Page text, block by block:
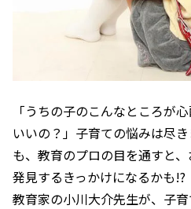
「うちの子のこんなところが
いいの？」子育ての悩みは尽
も、教育のプロの目を通すと
発見するきっかけになるかも!?
教育家の小川大介先生が、子